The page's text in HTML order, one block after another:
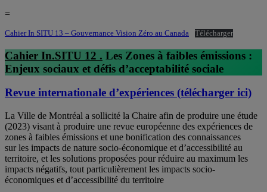
=
Cahier In SITU 13 – Gouvernance Vision Zéro au Canada Télécharger
Cahier In.SITU 12 . Les Zones à faibles émissions :
Enjeux sociaux et défis d’acceptabilité sociale
Revue internationale d’expériences (télécharger ici)
La Ville de Montréal a sollicité la Chaire afin de produire une étude
(2023) visant à produire une revue européenne des expériences de
zones à faibles émissions et une bonification des connaissances
sur les impacts de nature socio-économique et d’accessibilité au
territoire, et les solutions proposées pour réduire au maximum les
impacts négatifs, tout particulièrement les impacts socio-
économiques et d’accessibilité du territoire